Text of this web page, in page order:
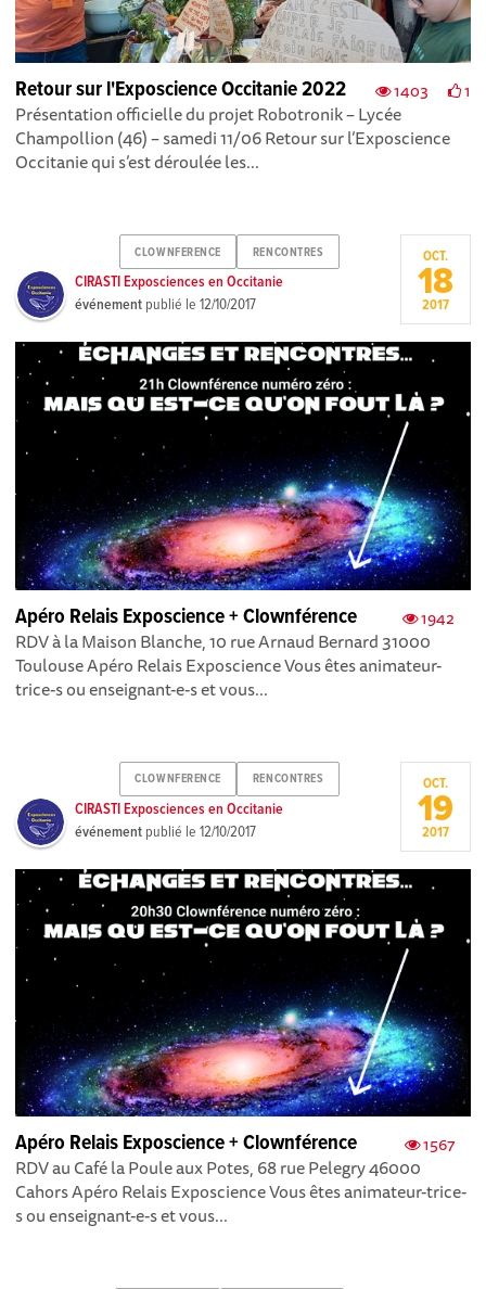
1403 1
Retour sur l'Exposcience Occitanie 2022
Présentation officielle du projet Robotronik – Lycée
Champollion (46) – samedi 11/06 Retour sur l’Exposcience
Occitanie qui s’est déroulée les...
CLOWNFERENCE RENCONTRES
CIRASTI Exposciences en Occitanie
événement publié le12/10/2017
OCT.
18
2017
1942
Apéro Relais Exposcience + Clownférence
RDV à la Maison Blanche, 10 rue Arnaud Bernard 31000
Toulouse Apéro Relais Exposcience Vous êtes animateur-
trice-s ou enseignant-e-s et vous...
CLOWNFERENCE RENCONTRES
CIRASTI Exposciences en Occitanie
événement publié le12/10/2017
OCT.
19
2017
1567
Apéro Relais Exposcience + Clownférence
RDV au Café la Poule aux Potes, 68 rue Pelegry 46000
Cahors Apéro Relais Exposcience Vous êtes animateur-trice-
s ou enseignant-e-s et vous...